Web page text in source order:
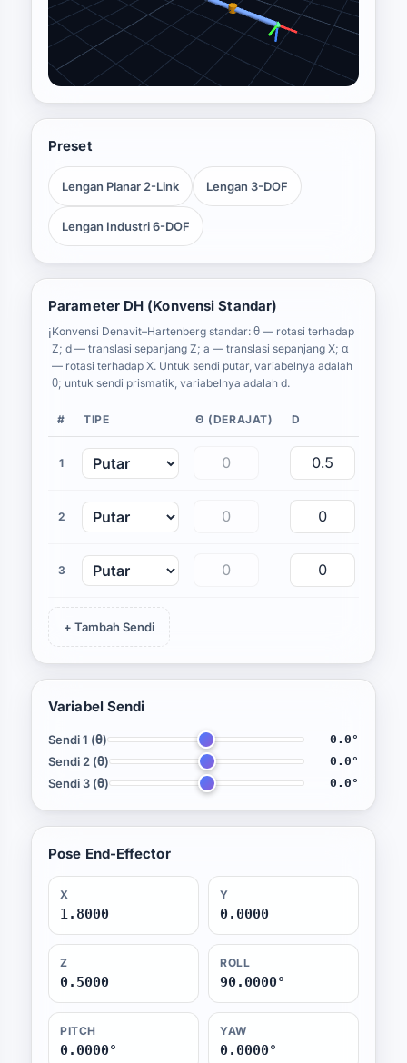
Preset
Lengan Planar 2-Link Lengan 3-DOF
Lengan Industri 6-DOF
Parameter DH (Konvensi Standar)
ℹ️Konvensi Denavit–Hartenberg standar: θ — rotasi terhadap
Z; d — translasi sepanjang Z; a — translasi sepanjang X; α
— rotasi terhadap X. Untuk sendi putar, variabelnya adalah
θ; untuk sendi prismatik, variabelnya adalah d.
# TIPE Θ (DERAJAT) D
1
2
3
+ Tambah Sendi
Variabel Sendi
Sendi 1 (θ) 0.0°
Sendi 2 (θ) 0.0°
Sendi 3 (θ) 0.0°
Pose End-Effector
X
1.8000
Y
0.0000
Z
0.5000
ROLL
90.0000°
PITCH
0.0000°
YAW
0.0000°